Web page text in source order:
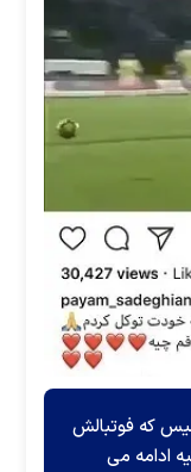
که فوتبالش
ادامه می